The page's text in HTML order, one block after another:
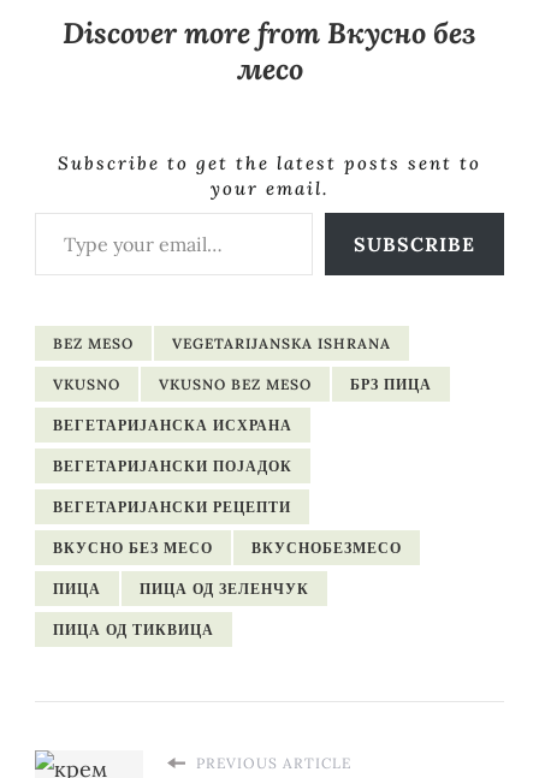
Discover more from Вкусно без
месо
Subscribe to get the latest posts sent to
your email.
Type your email…
SUBSCRIBE
BEZ MESO VEGETARIJANSKA ISHRANA
VKUSNO VKUSNO BEZ MESO БРЗ ПИЦА
ВЕГЕТАРИЈАНСКА ИСХРАНА
ВЕГЕТАРИЈАНСКИ ПОЈАДОК
ВЕГЕТАРИЈАНСКИ РЕЦЕПТИ
ВКУСНО БЕЗ МЕСО ВКУСНОБЕЗМЕСО
ПИЦА ПИЦА ОД ЗЕЛЕНЧУК
ПИЦА ОД ТИКВИЦА
PREVIOUS ARTICLE